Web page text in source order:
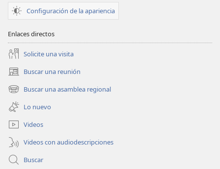
Configuración de la apariencia
Enlaces directos
Solicite una visita
Buscar una reunión
(abre
una
nueva
ventana)
Buscar una asamblea regional
(abre
una
nueva
ventana)
Lo nuevo
Videos
Videos con audiodescripciones
Buscar